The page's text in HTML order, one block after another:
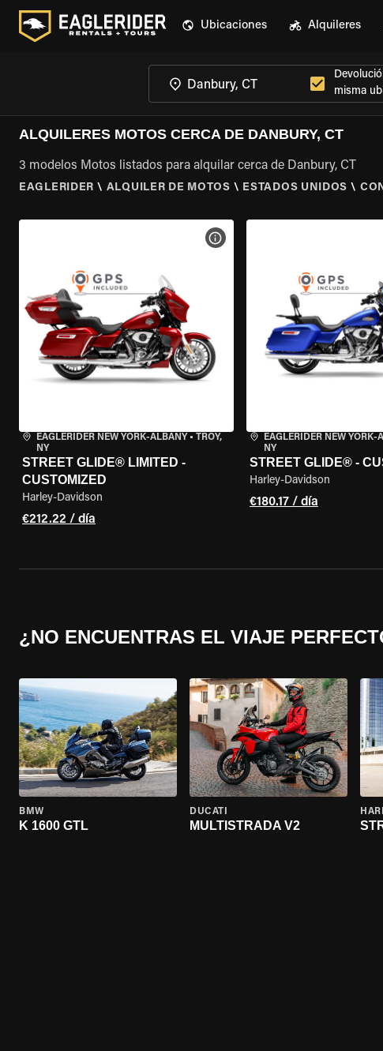
Ubicaciones Alquileres
misma
ALQUILERES MOTOS CERCA DE DANBURY, CT
3 modelos Motos listados para alquilar cerca de Danbury, CT
EAGLERIDER \ ALQUILER DE MOTOS \ ESTADOS UNIDOS \
EAGLERIDER NEW YORK-ALBANY • TROY,
NY
STREET GLIDE® LIMITED -
CUSTOMIZED
Harley-Davidson
€212.22 / día
VER ESPECIFICACIONES DE LA
EAGLERIDER NEW YORK-
NY
STREET GLIDE® -
Harley-Davidson
€180.17 / día
¿NO ENCUENTRAS EL VIAJE
BMW
K 1600 GTL
DUCATI
MULTISTRADA V2